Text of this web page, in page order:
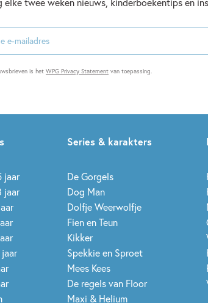
is het WPG Privacy Statement van toepassing.
jaar
jaar
Series & karakters
De Gorgels
Dog Man
Dolfje Weerwolfje
Fien en Teun
Kikker
Spekkie en Sproet
Mees Kees
De regels van Floor
Maxi & Helium